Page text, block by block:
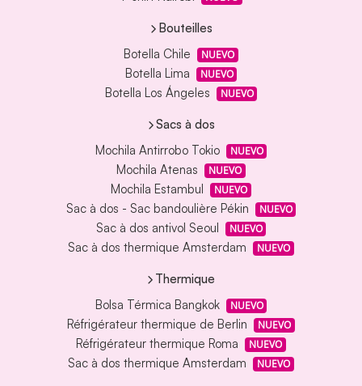
Bouteilles
Botella Chile
NUEVO
Botella Lima NUEVO
Botella Los Ángeles NUEVO
Sacs à dos
Mochila Antirrobo Tokio
NUEVO
Mochila Atenas NUEVO
Mochila Estambul NUEVO
Sac à dos - Sac bandoulière Pékin NUEVO
Sac à dos antivol Seoul NUEVO
Sac à dos thermique Amsterdam NUEVO
Thermique
Bolsa Térmica Bangkok
NUEVO
Réfrigérateur thermique de Berlin NUEVO
Réfrigérateur thermique Roma NUEVO
Sac à dos thermique Amsterdam NUEVO